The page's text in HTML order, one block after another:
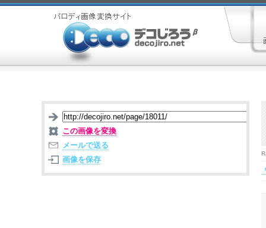
この画像を変換
メールで送る
画像を保存